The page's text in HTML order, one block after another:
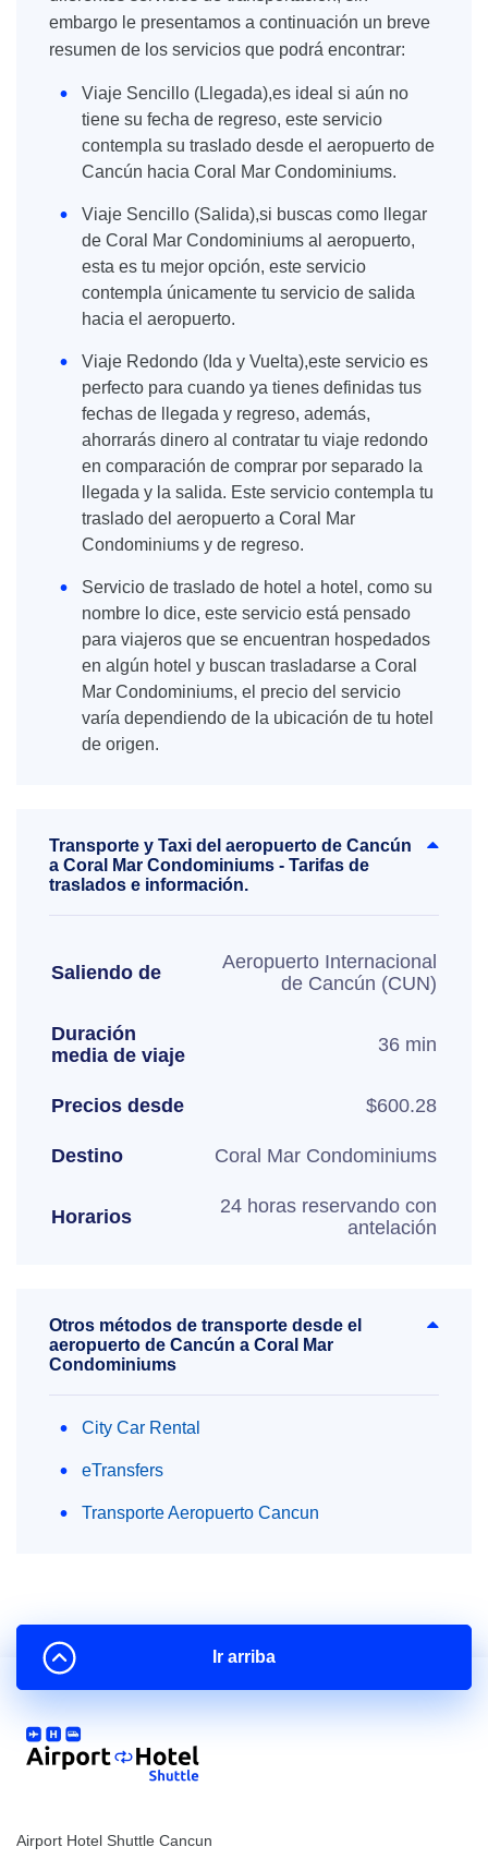
embargo le presentamos a continuación un breve
resumen de los servicios que podrá encontrar:
Viaje Sencillo (Llegada),es ideal si aún no
tiene su fecha de regreso, este servicio
contempla su traslado desde el aeropuerto de
Cancún hacia Coral Mar Condominiums.
Viaje Sencillo (Salida),si buscas como llegar
de Coral Mar Condominiums al aeropuerto,
esta es tu mejor opción, este servicio
contempla únicamente tu servicio de salida
hacia el aeropuerto.
Viaje Redondo (Ida y Vuelta),este servicio es
perfecto para cuando ya tienes definidas tus
fechas de llegada y regreso, además,
ahorrarás dinero al contratar tu viaje redondo
en comparación de comprar por separado la
llegada y la salida. Este servicio contempla tu
traslado del aeropuerto a Coral Mar
Condominiums y de regreso.
Servicio de traslado de hotel a hotel, como su
nombre lo dice, este servicio está pensado
para viajeros que se encuentran hospedados
en algún hotel y buscan trasladarse a Coral
Mar Condominiums, el precio del servicio
varía dependiendo de la ubicación de tu hotel
de origen.
Transporte y Taxi del aeropuerto de Cancún
a Coral Mar Condominiums - Tarifas de
traslados e información.
Saliendo de
Aeropuerto Internacional
de Cancún (CUN)
Duración
media de viaje
36 min
Precios desde $600.28
Destino Coral Mar Condominiums
Horarios
24 horas reservando con
antelación
Otros métodos de transporte desde el
aeropuerto de Cancún a Coral Mar
Condominiums
City Car Rental
eTransfers
Transporte Aeropuerto Cancun
Airport Hotel Shuttle Cancun
Ir arriba